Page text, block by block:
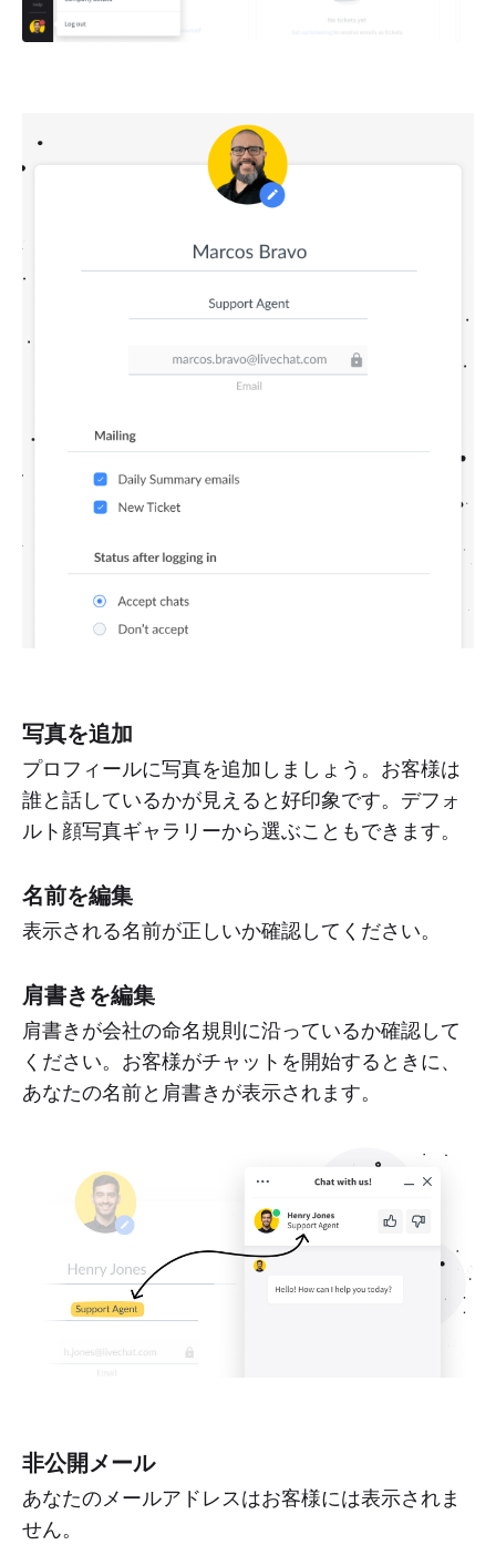
写真を追加
プロフィールに写真を追加しましょう。お客様は
誰と話しているかが見えると好印象です。デフォ
ルト顔写真ギャラリーから選ぶこともできます。
名前を編集
表示される名前が正しいか確認してください。
肩書きを編集
肩書きが会社の命名規則に沿っているか確認して
ください。お客様がチャットを開始するときに、
あなたの名前と肩書きが表示されます。
非公開メール
あなたのメールアドレスはお客様には表示されま
せん。